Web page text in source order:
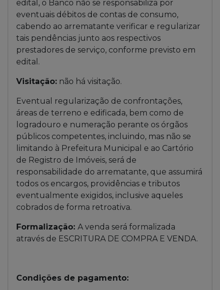
edital, o Banco não se responsabiliza por
eventuais débitos de contas de consumo,
cabendo ao arrematante verificar e regularizar
tais pendências junto aos respectivos
prestadores de serviço, conforme previsto em
edital.
Visitação: não há visitação.
Eventual regularização de confrontações,
áreas de terreno e edificada, bem como de
logradouro e numeração perante os órgãos
públicos competentes, incluindo, mas não se
limitando à Prefeitura Municipal e ao Cartório
de Registro de Imóveis, será de
responsabilidade do arrematante, que assumirá
todos os encargos, providências e tributos
eventualmente exigidos, inclusive aqueles
cobrados de forma retroativa.
Formalização: A venda será formalizada
através de ESCRITURA DE COMPRA E VENDA.
Condições de pagamento: